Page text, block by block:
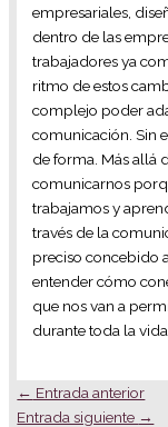
empresariales,
dentro de las
trabajadores ya
ritmo de estos
complejo poder
comunicación. Sin
de forma. Más allá
comunicarnos
trabajamos y
través de la
preciso concebido
entender cómo
que nos van a
durante toda la
← Entrada anterior
Entrada siguiente →